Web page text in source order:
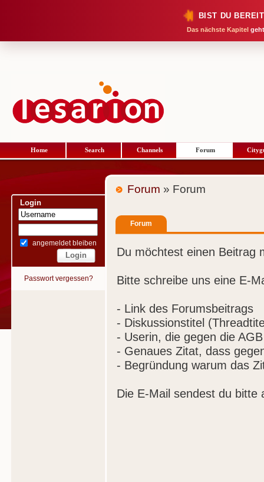
BIST DU
Das nächste Kapitel
Home Search Channels Forum
Login
angemeldet bleiben
Passwort vergessen?
Forum » Forum
Forum
Du möchtest einen Beitrag
Bitte schreibe uns eine E-
- Link des Forumsbeitrags
- Diskussionstitel
- Userin, die gegen die
- Genaues Zitat, dass
- Begründung warum das
Die E-Mail sendest du bitte